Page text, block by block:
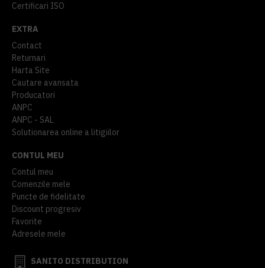
Certificari ISO
EXTRA
Contact
Returnari
Harta Site
Cautare avansata
Producatori
ANPC
ANPC - SAL
Solutionarea online a litigiilor
CONTUL MEU
Contul meu
Comenzile mele
Puncte de fidelitate
Discount progresiv
Favorite
Adresele mele
SANITO DISTRIBUTION